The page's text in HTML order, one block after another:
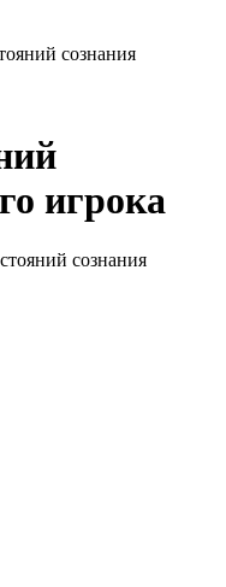
сознания
игрока
сознания